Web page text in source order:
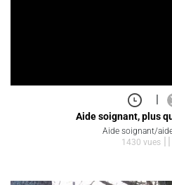
|
Aide soignant, plus
Aide soignant/
1430 vues